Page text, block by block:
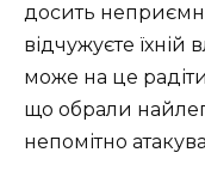
досить
відчужуєте їхній
може на це
що обрали
непомітно